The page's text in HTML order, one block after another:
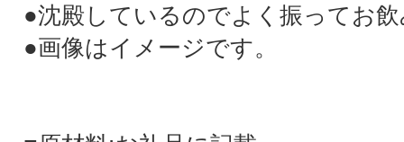
●沈殿しているのでよく振ってお
●画像はイメージです。